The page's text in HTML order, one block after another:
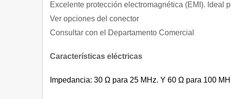
Excelente protección electromagnética (EMI). Ideal
Ver opciones del conector
Consultar con el Departamento Comercial
Características eléctricas
Impedancia: 30 Ω para 25 MHz. Y 60 Ω para 100